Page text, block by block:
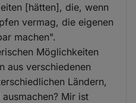
[hätten], die, wenn
vermag, die eigenen
machen".
Möglichkeiten
aus verschiedenen
Ländern,
Mir ist